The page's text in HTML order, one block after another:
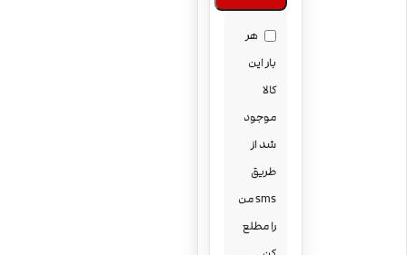
هر
بار این
کالا
موجود
شد از
طریق
sms من
را مطلع